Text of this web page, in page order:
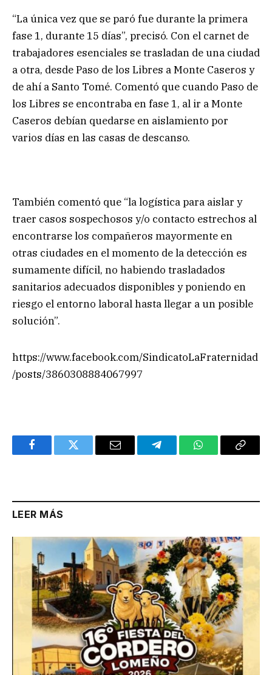
“La única vez que se paró fue durante la primera
fase 1, durante 15 días”, precisó. Con el carnet de
trabajadores esenciales se trasladan de una ciudad
a otra, desde Paso de los Libres a Monte Caseros y
de ahí a Santo Tomé. Comentó que cuando Paso de
los Libres se encontraba en fase 1, al ir a Monte
Caseros debían quedarse en aislamiento por
varios días en las casas de descanso.
También comentó que “la logística para aislar y
traer casos sospechosos y/o contacto estrechos al
encontrarse los compañeros mayormente en
otras ciudades en el momento de la detección es
sumamente difícil, no habiendo trasladados
sanitarios adecuados disponibles y poniendo en
riesgo el entorno laboral hasta llegar a un posible
solución”.
https://www.facebook.com/SindicatoLaFraternidad
/posts/3860308884067997
FacebookTwitter Email TelegramWhatsAppCopy
LEER MÁS